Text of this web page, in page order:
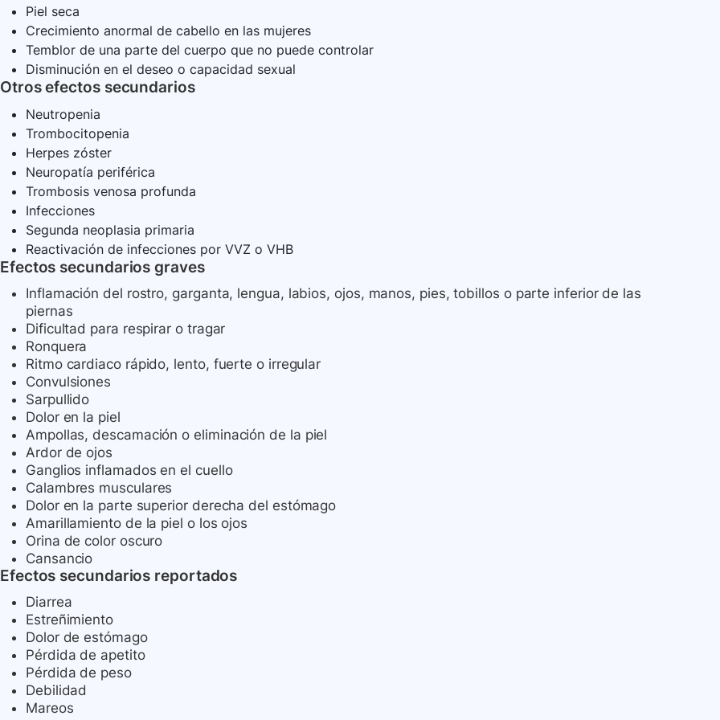
Piel seca
Crecimiento anormal de cabello en las mujeres
Temblor de una parte del cuerpo que no puede controlar
Disminución en el deseo o capacidad sexual
Otros efectos secundarios
Neutropenia
Trombocitopenia
Herpes zóster
Neuropatía periférica
Trombosis venosa profunda
Infecciones
Segunda neoplasia primaria
Reactivación de infecciones por VVZ o VHB
Efectos secundarios graves
Inflamación del rostro, garganta, lengua, labios, ojos, manos, pies, tobillos o parte inferior de las
piernas
Dificultad para respirar o tragar
Ronquera
Ritmo cardiaco rápido, lento, fuerte o irregular
Convulsiones
Sarpullido
Dolor en la piel
Ampollas, descamación o eliminación de la piel
Ardor de ojos
Ganglios inflamados en el cuello
Calambres musculares
Dolor en la parte superior derecha del estómago
Amarillamiento de la piel o los ojos
Orina de color oscuro
Cansancio
Efectos secundarios reportados
Diarrea
Estreñimiento
Dolor de estómago
Pérdida de apetito
Pérdida de peso
Debilidad
Mareos